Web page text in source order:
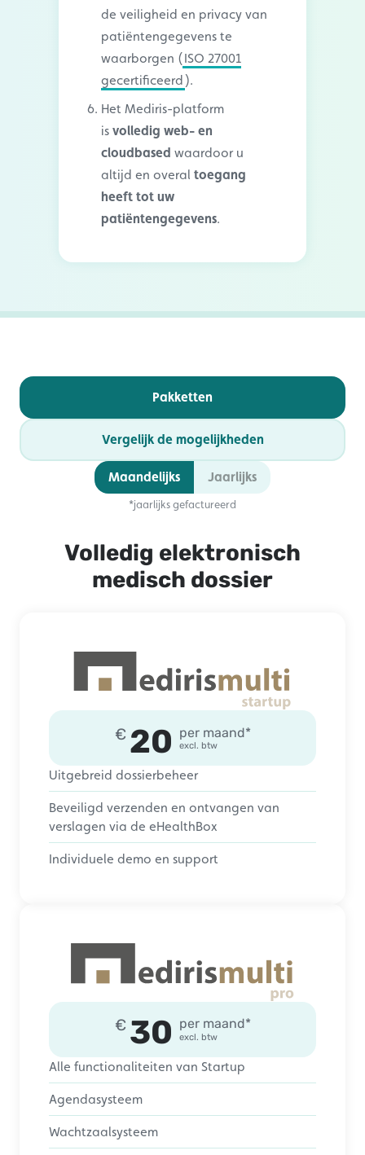
de veiligheid en privacy van
patiëntengegevens te
waarborgen ( ISO 27001
gecertificeerd ).
Het Mediris-platform
is volledig web- en
cloudbased waardoor u
altijd en overal toegang
heeft tot uw
patiëntengegevens.
Pakketten
Vergelijk de mogelijkheden
Maandelijks Jaarlijks
*jaarlijks gefactureerd
Volledig elektronisch
medisch dossier
€ 20 per maand*
excl. btw
Uitgebreid dossierbeheer
Beveiligd verzenden en ontvangen van
verslagen via de eHealthBox
Individuele demo en support
€ 30 per maand*
excl. btw
Alle functionaliteiten van Startup
Agendasysteem
Wachtzaalsysteem